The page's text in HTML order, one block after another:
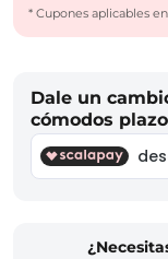
* Cupones aplicables
Dale un
cómodos